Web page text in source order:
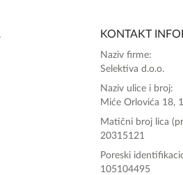
KONTAKT
Naziv firme:
Selektiva d.o.o.
Naziv ulice i broj:
Miće Orlovića 18,
Matični broj lica
20315121
Poreski
105104495
Zdravo, tu sam da Vam
poručite svoj omiljeni parfem